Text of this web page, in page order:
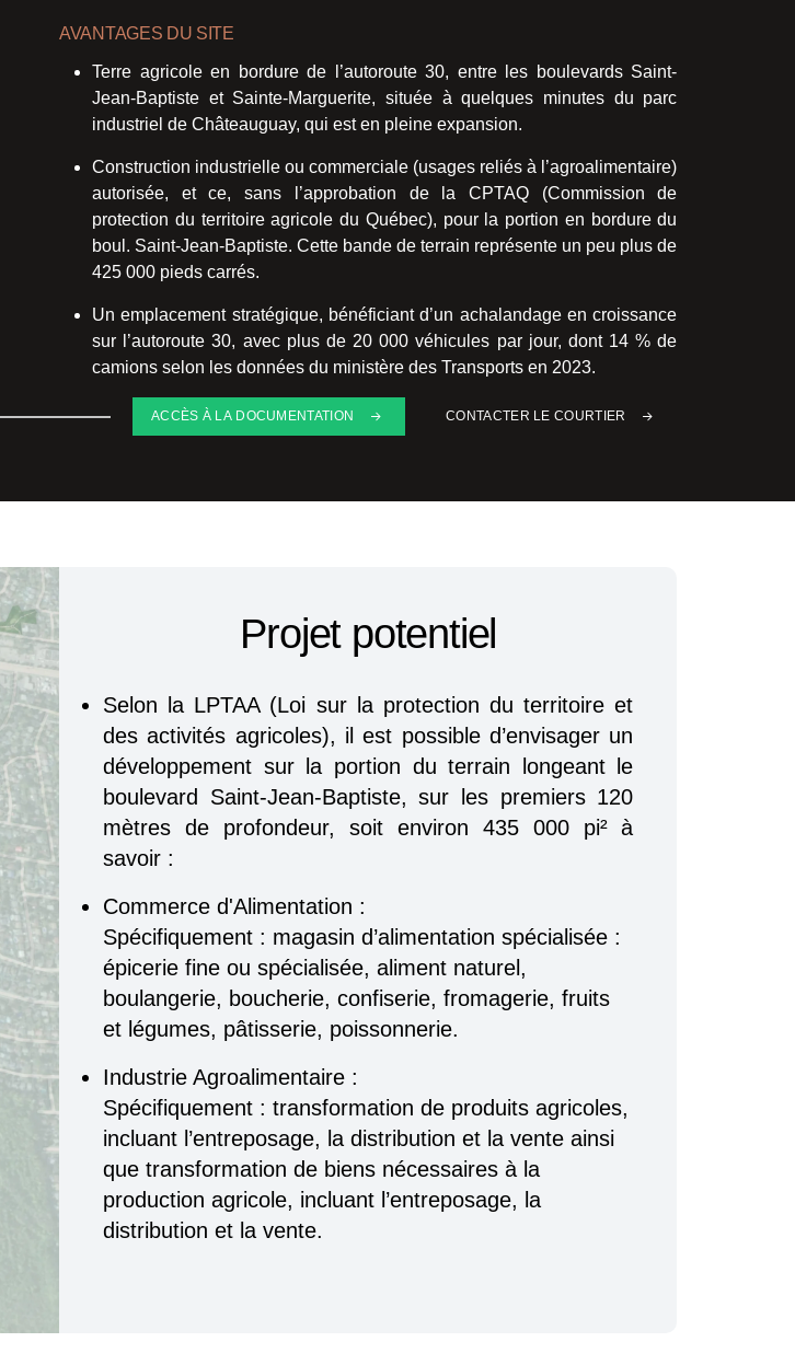
AVANTAGES DU SITE
Terre agricole en bordure de l’autoroute 30, entre les boulevards Saint-
Jean-Baptiste et Sainte-Marguerite, située à quelques minutes du parc
industriel de Châteauguay, qui est en pleine expansion.
Construction industrielle ou commerciale (usages reliés à l’agroalimentaire)
autorisée, et ce, sans l’approbation de la CPTAQ (Commission de
protection du territoire agricole du Québec), pour la portion en bordure du
boul. Saint-Jean-Baptiste. Cette bande de terrain représente un peu plus de
425 000 pieds carrés.
Un emplacement stratégique, bénéficiant d’un achalandage en croissance
sur l’autoroute 30, avec plus de 20 000 véhicules par jour, dont 14 % de
camions selon les données du ministère des Transports en 2023.
ACCÈS À LA DOCUMENTATION CONTACTER LE COURTIER
Projet potentiel
Selon la LPTAA (Loi sur la protection du territoire et
des activités agricoles), il est possible d’envisager un
développement sur la portion du terrain longeant le
boulevard Saint-Jean-Baptiste, sur les premiers 120
mètres de profondeur, soit environ 435 000 pi² à
savoir :
Commerce d'Alimentation :
Spécifiquement : magasin d’alimentation spécialisée :
épicerie fine ou spécialisée, aliment naturel,
boulangerie, boucherie, confiserie, fromagerie, fruits
et légumes, pâtisserie, poissonnerie.
Industrie Agroalimentaire :
Spécifiquement : transformation de produits agricoles,
incluant l’entreposage, la distribution et la vente ainsi
que transformation de biens nécessaires à la
production agricole, incluant l’entreposage, la
distribution et la vente.